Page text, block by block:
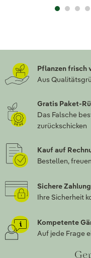
Pflanzen frisch
Aus
Gratis Paket-
Das Falsche
zurückschicken
Kauf auf
Bestellen,
Sichere
Ihre Sicherheit
Kompetente
Auf jede Frage